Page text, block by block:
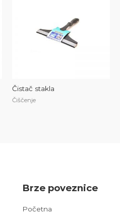
Čistač stakla
Čiščenje
Brze poveznice
Početna